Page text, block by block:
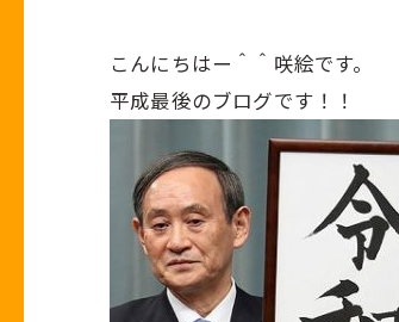
こんにちはー＾＾咲絵です。
平成最後のブログです！！